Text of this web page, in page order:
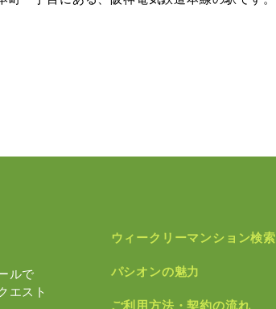
ルで
エスト
ウィークリーマンション検索
パシオンの魅力
ご利用方法・契約の流れ